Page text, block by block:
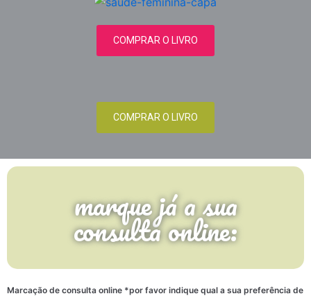
COMPRAR O LIVRO
COMPRAR O LIVRO
marque já a sua
consulta online:
Marcação de consulta online *por favor indique qual a sua preferência de